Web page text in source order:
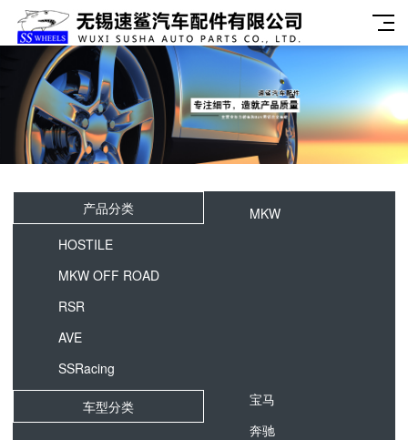
产品分类
MKW
HOSTILE
MKW OFF ROAD
RSR
AVE
SSRacing
车型分类
宝马
奔驰